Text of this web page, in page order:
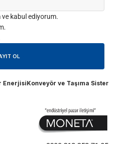
kabul ediyorum.
EnerjisiKonveyör ve Taşıma